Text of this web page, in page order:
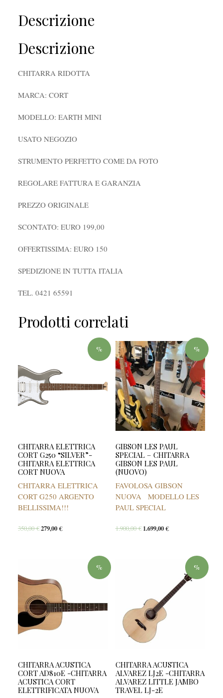
Descrizione
Descrizione
CHITARRA RIDOTTA
MARCA: CORT
MODELLO: EARTH MINI
USATO NEGOZIO
STRUMENTO PERFETTO COME DA FOTO
REGOLARE FATTURA E GARANZIA
PREZZO ORIGINALE
SCONTATO: EURO 199,00
OFFERTISSIMA: EURO 150
SPEDIZIONE IN TUTTA ITALIA
TEL. 0421 65591
Prodotti correlati
%
CHITARRA ELETTRICA
CORT G250 “SILVER”-
CHITARRA ELETTRICA
CORT NUOVA
CHITARRA ELETTRICA
CORT G250 ARGENTO
BELLISSIMA!!!
350,00€279,00€
%
GIBSON LES PAUL
SPECIAL – CHITARRA
GIBSON LES PAUL
(NUOVO)
FAVOLOSA GIBSON
NUOVA MODELLO LES
PAUL SPECIAL
1.900,00€ 1.699,00€
%
CHITARRA ACUSTICA
CORT AD810E -CHITARRA
ACUSTICA CORT
ELETTRIFICATA NUOVA
%
CHITARRA ACUSTICA
ALVAREZ LJ2E -CHITARRA
ALVAREZ LITTLE JAMBO
TRAVEL LJ-2E